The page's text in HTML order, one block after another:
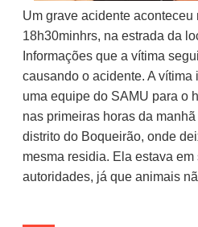
Um grave acidente
18h30minhrs, na estrada da
Informações que a vítima
causando o acidente. A
uma equipe do SAMU para o
nas primeiras horas da
distrito do Boqueirão, onde
mesma residia. Ela estava
autoridades, já que animais